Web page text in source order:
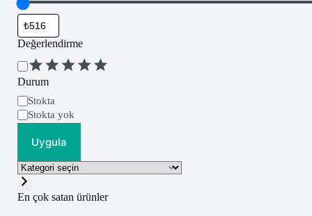
Değerlendirme
Değerlendirme
Durum
Uygunluk
Stokta
Stokta yok
Uygula
Kategori
seçin
En çok satan ürünler